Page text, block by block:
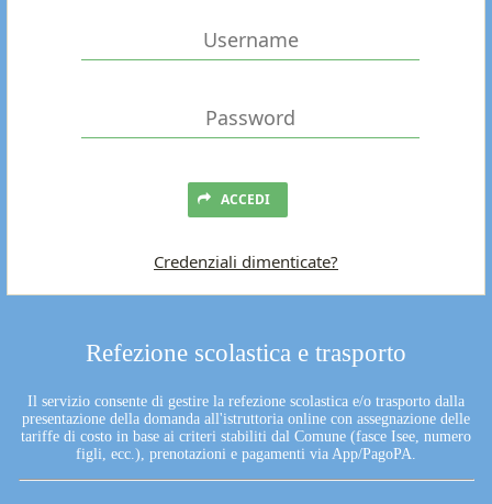
Refezione scolastica e trasporto
Il servizio consente di gestire la refezione scolastica e/o trasporto dalla
presentazione della domanda all'istruttoria online con assegnazione delle
tariffe di costo in base ai criteri stabiliti dal Comune (fasce Isee, numero
figli, ecc.), prenotazioni e pagamenti via App/PagoPA.
ACCEDI
Credenziali dimenticate?